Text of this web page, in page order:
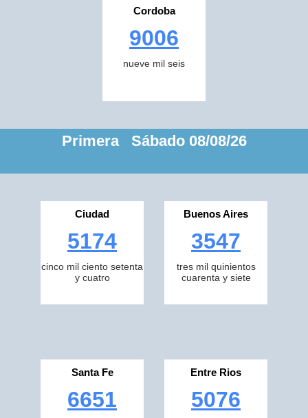
Cordoba
9006
nueve mil seis
Primera Sábado 08/08/26
Ciudad
5174
cinco mil ciento setenta
y cuatro
Buenos Aires
3547
tres mil quinientos
cuarenta y siete
Santa Fe
6651
Entre Rios
5076